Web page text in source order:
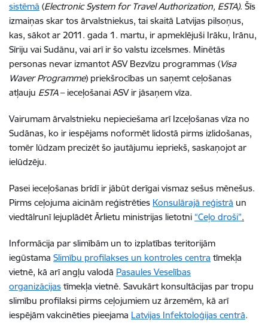
sistēmā (Electronic System for Travel Authorization, ESTA). Šīs
izmaiņas skar tos ārvalstniekus, tai skaitā Latvijas pilsoņus,
kas, sākot ar 2011. gada 1. martu, ir apmeklējuši Irāku, Irānu,
Sīriju vai Sudānu, vai arī ir šo valstu izcelsmes. Minētās
personas nevar izmantot ASV Bezvīzu programmas (Visa
Waver Programme) priekšrocības un saņemt ceļošanas
atļauju ESTA– ieceļošanai ASV ir jāsaņem vīza.
Vairumam ārvalstnieku nepieciešama arī Izceļošanas vīza no
Sudānas, ko ir iespējams noformēt lidostā pirms izlidošanas,
tomēr lūdzam precizēt šo jautājumu iepriekš, saskaņojot ar
ielūdzēju.
Pasei ieceļošanas brīdī ir jābūt derīgai vismaz sešus mēnešus.
Pirms ceļojuma aicinām reģistrēties Konsulārajā reģistrā un
viedtālrunī lejuplādēt Ārlietu ministrijas lietotni “Ceļo droši”.
Informācija par slimībām un to izplatības teritorijām
iegūstama Slimību profilakses un kontroles centra tīmekļa
vietnē, kā arī angļu valodā Pasaules Veselības
organizācijas tīmekļa vietnē. Savukārt konsultācijas par tropu
slimību profilaksi pirms ceļojumiem uz ārzemēm, kā arī
iespējām vakcinēties pieejama Latvijas Infektoloģijas centrā.